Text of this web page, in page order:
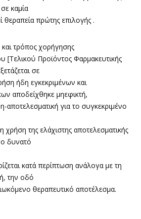
καμία
θεραπεία πρώτης επιλογής .
τρόπος χορήγησης
Προϊόντος Φαρμακευτικής
σε
ήδη εγκεκριμένων και
αποδείχθηκε μηεφικτή,
αποτελεσματική για το συγκεκριμένο
χρήση της ελάχιστης αποτελεσματικής
δυνατό
κατά περίπτωση ανάλογα με τη
την οδό
θεραπευτικό αποτέλεσμα.